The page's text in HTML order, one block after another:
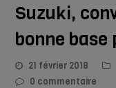
Suzuki,
bonne base
21 février 2018
0 commentaire